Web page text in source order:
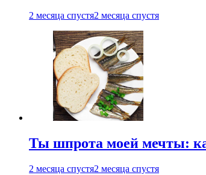
2 месяца спустя2 месяца спустя
Ты шпрота моей мечты:
2 месяца спустя2 месяца спустя